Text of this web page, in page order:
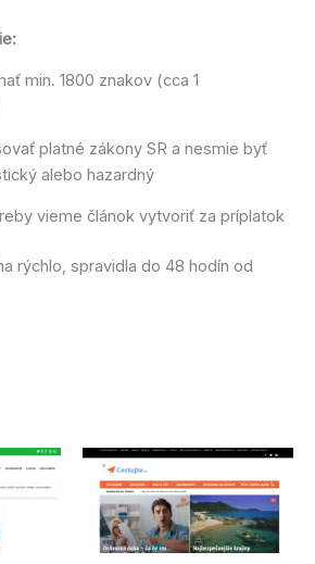
min. 1800 znakov (cca 1
platné zákony SR a nesmie byť
alebo hazardný
vieme článok vytvoriť za príplatok
rýchlo, spravidla do 48 hodín od